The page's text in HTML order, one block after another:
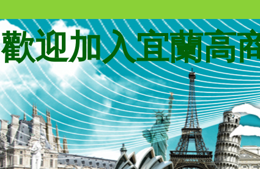
歡迎加入宜蘭高